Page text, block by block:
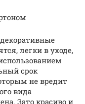
легки в уходе,
срок
не вредит
вида
Зато красиво и